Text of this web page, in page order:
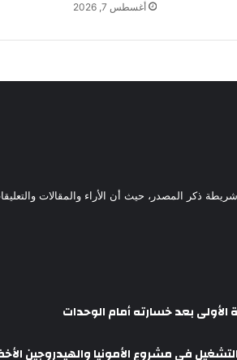
أغسطس 7, 2026
ذكر المصدر، حيث أن الأراء والمقالات
بعد خسارته أمام الوحدات
في مشروع الأمونيا والهيدروجين الأخضر